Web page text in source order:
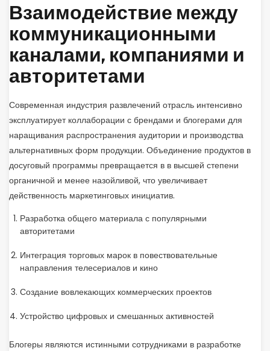
Взаимодействие между
коммуникационными
каналами, компаниями и
авторитетами
Современная индустрия развлечений отрасль интенсивно
эксплуатирует коллаборации с брендами и блогерами для
наращивания распространения аудитории и производства
альтернативных форм продукции. Объединение продуктов в
досуговый программы превращается в в высшей степени
органичной и менее назойливой, что увеличивает
действенность маркетинговых инициатив.
Разработка общего материала с популярными
авторитетами
Интеграция торговых марок в повествовательные
направления телесериалов и кино
Создание вовлекающих коммерческих проектов
Устройство цифровых и смешанных активностей
Блогеры являются истинными сотрудниками в разработке